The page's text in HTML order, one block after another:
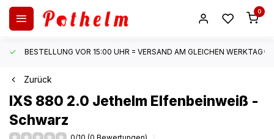
0
BESTELLUNG VOR 15:00 UHR = VERSAND AM GLEICHEN WERKTAG*
Zurück
IXS 880 2.0 Jethelm Elfenbeinweiß -
Schwarz